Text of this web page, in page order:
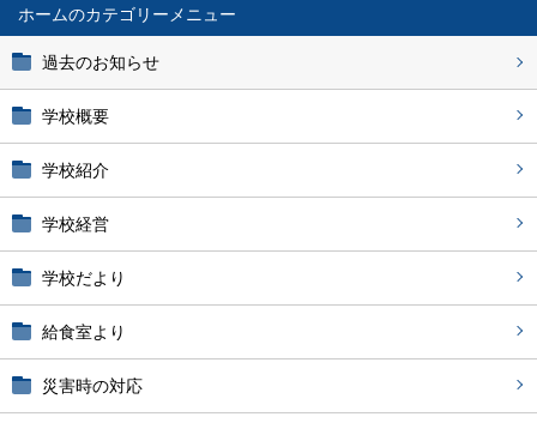
ホーム
過去のお知らせ
学校概要
学校紹介
学校経営
学校だより
給食室より
災害時の対応